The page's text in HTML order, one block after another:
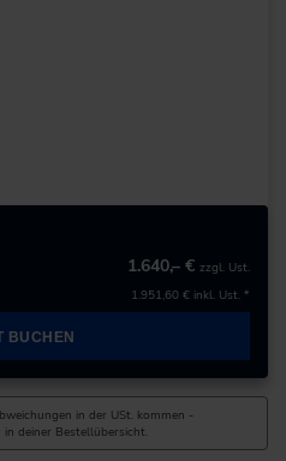
1.640,– € zzgl. Ust.
1.951,60 € inkl. Ust. *
BUCHEN
in der USt. kommen -
deiner Bestellübersicht.